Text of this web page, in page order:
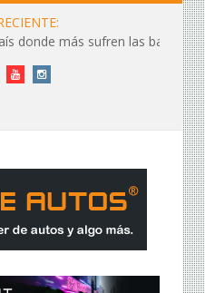
donde más sufren las baterías?
YouTubeInstagram